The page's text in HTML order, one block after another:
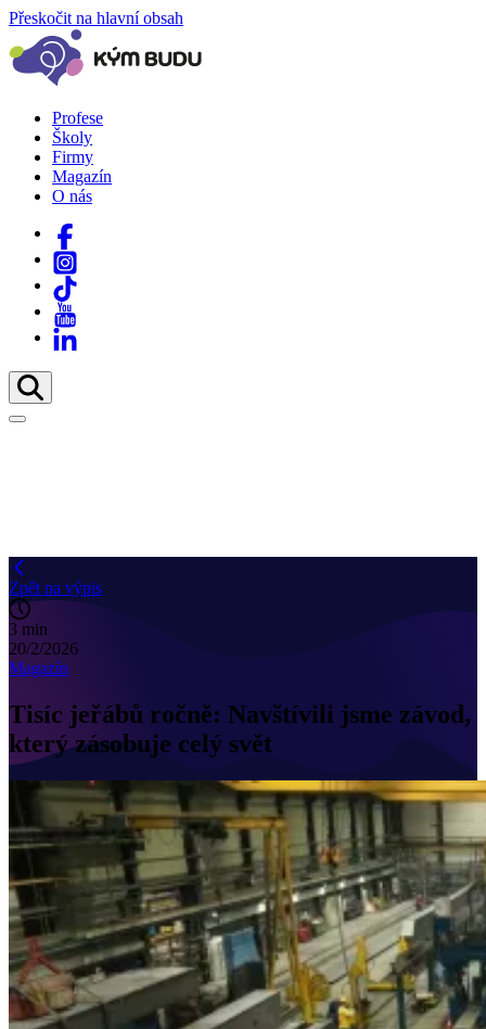
Přeskočit na hlavní obsah
Profese
Školy
Firmy
Magazín
O nás
Zpět na výpis
3 min
20/2/2026
Magazín
Tisíc jeřábů ročně: Navštívili jsme závod,
který zásobuje celý svět